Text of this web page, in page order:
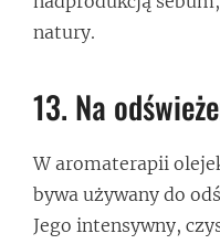
natury.
13. Na
W aromaterapii
bywa używany do
Jego intensywny,